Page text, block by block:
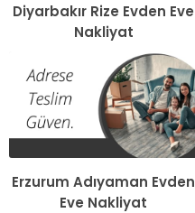
Diyarbakır Rize Evden Eve
Nakliyat
Erzurum Adıyaman Evden
Eve Nakliyat